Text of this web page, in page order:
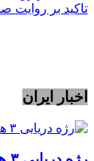
تاکید بر روایت
اخبار ایران